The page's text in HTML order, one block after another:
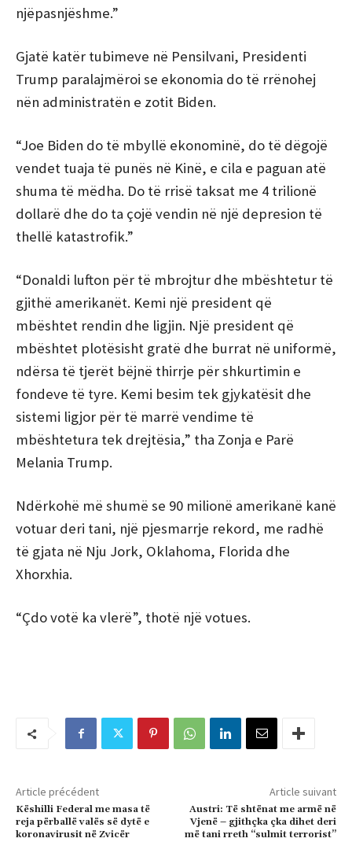
njëpasnjëshme.”
Gjatë katër tubimeve në Pensilvani, Presidenti
Trump paralajmëroi se ekonomia do të rrënohej
nën administratën e zotit Biden.
“Joe Biden do të mbyllë ekonominë, do të dëgojë
vendet tuaja të punës në Kinë, e cila e paguan atë
shuma të mëdha. Do të rrisë taksat me 4 trilionë
dollarë dhe do ta çojë vendin në një depresion të
thellë katastrofik.”
“Donaldi lufton për të mbrojtur dhe mbështetur të
gjithë amerikanët. Kemi një president që
mbështet rendin dhe ligjin. Një president që
mbështet plotësisht gratë dhe burrat në uniformë,
ndërsa të tjerët bëjnë thirrje për shkurtimin e
fondeve të tyre. Kemi besim tek gjykatësit dhe
sistemi ligjor për të marrë vendime të
mbështetura tek drejtësia,” tha Zonja e Parë
Melania Trump.
Ndërkohë më shumë se 90 milionë amerikanë kanë
votuar deri tani, një pjesmarrje rekord, me radhë
të gjata në Nju Jork, Oklahoma, Florida dhe
Xhorxhia.
“Çdo votë ka vlerë”, thotë një votues.
Article précédent
Këshilli Federal me masa të
reja përballë valës së dytë e
koronavirusit në Zvicër
Article suivant
Austri: Të shtënat me armë në
Vjenë – gjithçka çka dihet deri
më tani rreth “sulmit terrorist”